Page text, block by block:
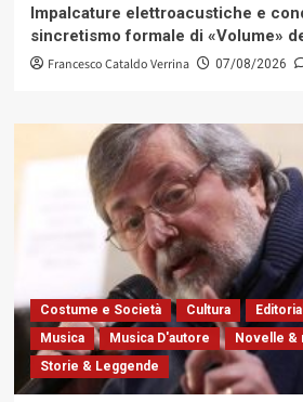
Impalcature elettroacustiche e
sincretismo formale di «Volume»
Francesco Cataldo Verrina 07/08/2026
Costume e Società Cultura
Musica
Musica D'autore
Novelle &
Storie & Leggende